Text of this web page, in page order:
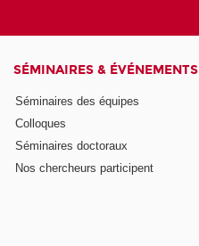
SÉMINAIRES & ÉVÉNEMENTS
Séminaires des équipes
Colloques
Séminaires doctoraux
Nos chercheurs participent